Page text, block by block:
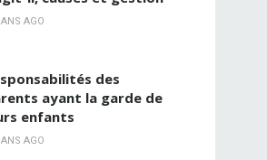
AGO
des
ayant la garde de
enfants
AGO